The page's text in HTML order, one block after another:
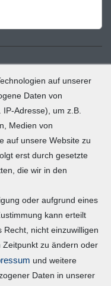
auf unserer
Daten von
Adresse), um z.B.
Medien von
auf unsere Website zu
erst durch gesetzte
die wir in den
oder aufgrund eines
kann erteilt
nicht einzuwilligen
Zeitpunkt zu ändern oder
und weitere
Daten in unserer